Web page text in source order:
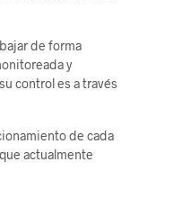
de forma
y
control es a través
de cada
actualmente